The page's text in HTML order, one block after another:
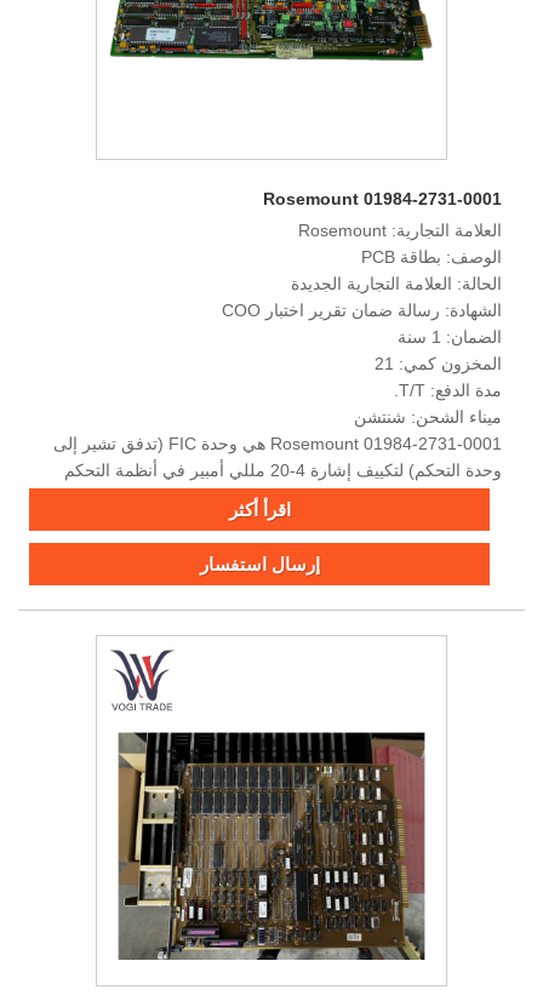
Rosemount 01984-2731-0001
العلامة التجارية: Rosemount
الوصف: بطاقة PCB
الحالة: العلامة التجارية الجديدة
الشهادة: رسالة ضمان تقرير اختبار COO
الضمان: 1 سنة
المخزون كمي: 21
مدة الدفع: T/T.
ميناء الشحن: شنتشن
Rosemount 01984-2731-0001 هي وحدة FIC (تدفق تشير إلى
وحدة التحكم) لتكييف إشارة 4-20 مللي أمبير في أنظمة التحكم
اقرأ أكثر
إرسال استفسار